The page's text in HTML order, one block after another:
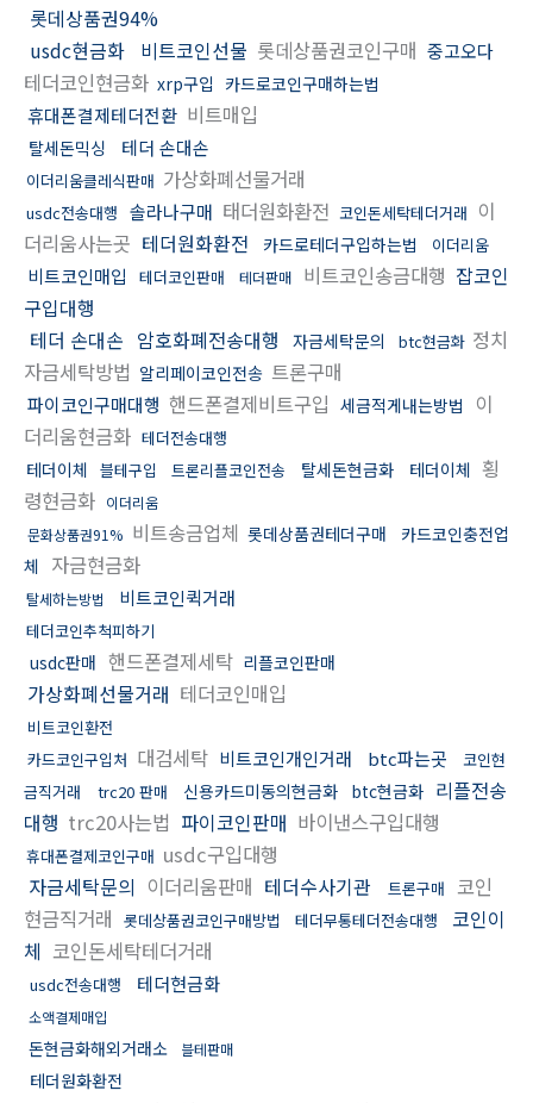
롯데상품권94%
usdc현금화 비트코인선물 롯데상품권코인구매 중고오다
테더코인현금화 xrp구입 카드로코인구매하는법
휴대폰결제테더전환 비트매입
탈세돈믹싱 테더 손대손
이더리움클레식판매 가상화폐선물거래
usdc전송대행 솔라나구매 태더원화환전 코인돈세탁테더거래 이
더리움사는곳 테더원화환전 카드로테더구입하는법 이더리움
비트코인매입 테더코인판매 테더판매 비트코인송금대행 잡코인
구입대행
테더 손대손 암호화폐전송대행 자금세탁문의 btc현금화 정치
자금세탁방법 알리페이코인전송 트론구매
파이코인구매대행 핸드폰결제비트구입 세금적게내는방법
이
더리움현금화 테더전송대행
테더이체 블테구입 트론리플코인전송 탈세돈현금화 테더이체 횡
령현금화 이더리움
문화상품권91% 비트송금업체 롯데상품권테더구매
카드코인충전업
체 자금현금화
탈세하는방법 비트코인퀵거래
테더코인추척피하기
usdc판매 핸드폰결제세탁 리플코인판매
가상화폐선물거래 테더코인매입
비트코인환전
카드코인구입처 대검세탁 비트코인개인거래 btc파는곳
코인현
금직거래
trc20 판매 신용카드미동의현금화 btc현금화 리플전송
대행 trc20사는법 파이코인판매 바이낸스구입대행
휴대폰결제코인구매 usdc구입대행
자금세탁문의 이더리움판매 테더수사기관 트론구매 코인
현금직거래 롯데상품권코인구매방법 테더무통테더전송대행
코인이
체 코인돈세탁테더거래
usdc전송대행 테더현금화
소액결제매입
돈현금화해외거래소 블테판매
테더원화환전